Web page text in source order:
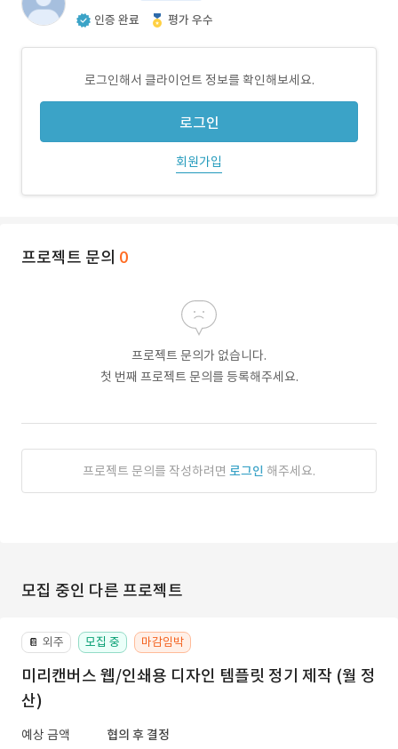
인증 완료 평가 우수
로그인해서 클라이언트 정보를 확인해보세요.
로그인
회원가입
프로젝트 문의 0
프로젝트 문의가 없습니다.
첫 번째 프로젝트 문의를 등록해주세요.
프로젝트 문의를 작성하려면 로그인 해주세요.
모집 중인 다른 프로젝트
📔 외주 모집 중 마감임박
미리캔버스 웹/인쇄용 디자인 템플릿 정기 제작 (월 정
산)
예상 금액
협의 후 결정